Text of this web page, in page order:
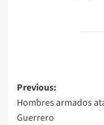
Post
navigation
Previous:
Hombres armados
Guerrero